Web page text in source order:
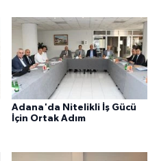
Adana'da Nitelikli İş Gücü
İçin Ortak Adım